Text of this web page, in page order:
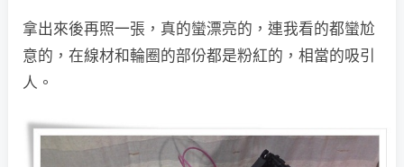
拿出來後再照一張，真的蠻漂亮的，連我看的都蠻尬
意的，在線材和輪圈的部份都是粉紅的，相當的吸引
人。